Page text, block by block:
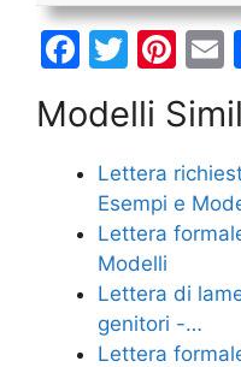
F
c
e
b
o
o
k
T
w
itt
er
Pi
nt
er
e
st
l
Modelli
Lettera
Esempi e
Lettera
Modelli
Lettera di
genitori -…
Lettera